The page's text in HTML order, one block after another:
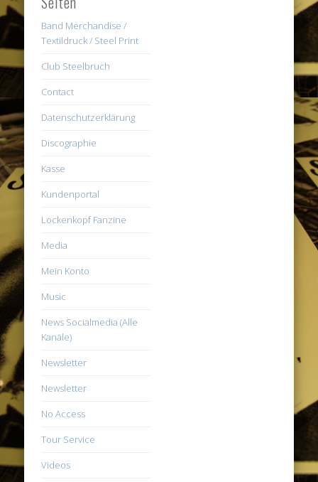
Band Merchandise /
Textildruck / Steel Print
Club Steelbruch
Contact
Datenschutzerklärung
Discographie
Kasse
Kundenportal
Lockenkopf Fanzine
Media
Mein Konto
Music
News Socialmedia (Alle
Kanäle)
Newsletter
Newsletter
No Access
Tour Service
Videos